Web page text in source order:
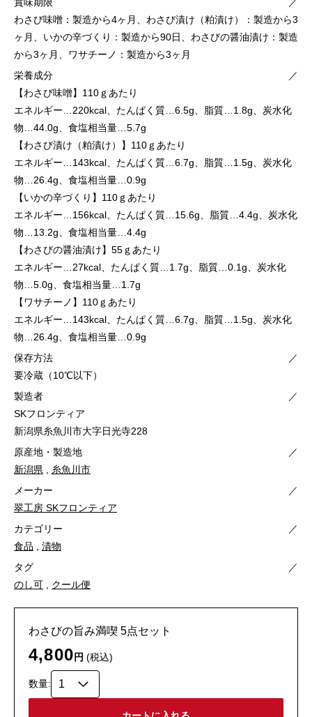
わさび味噌：製造から4ヶ月、わさび漬け（粕漬け）：製造から3
ヶ月、いかの辛づくり：製造から90日、わさびの醤油漬け：製造
から3ヶ月、ワサチーノ：製造から3ヶ月
栄養成分
／
【わさび味噌】110ｇあたり
エネルギー…220kcal、たんぱく質…6.5g、脂質…1.8g、炭水化
物…44.0g、食塩相当量…5.7g
【わさび漬け（粕漬け）】110ｇあたり
エネルギー…143kcal、たんぱく質…6.7g、脂質…1.5g、炭水化
物…26.4g、食塩相当量…0.9g
【いかの辛づくり】110ｇあたり
エネルギー…156kcal、たんぱく質…15.6g、脂質…4.4g、炭水化
物…13.2g、食塩相当量…4.4g
【わさびの醤油漬け】55ｇあたり
エネルギー…27kcal、たんぱく質…1.7g、脂質…0.1g、炭水化
物…5.0g、食塩相当量…1.7g
【ワサチーノ】110ｇあたり
エネルギー…143kcal、たんぱく質…6.7g、脂質…1.5g、炭水化
物…26.4g、食塩相当量…0.9g
保存方法
／
要冷蔵（10℃以下）
製造者
／
SKフロンティア
新潟県糸魚川市大字日光寺228
原産地・製造地
／
新潟県
糸魚川市
メーカー
／
翠工房 SKフロンティア
カテゴリー
／
食品
漬物
タグ
／
のし可
クール便
わさびの旨み満喫 5点セット
4,800円 (税込)
数量: